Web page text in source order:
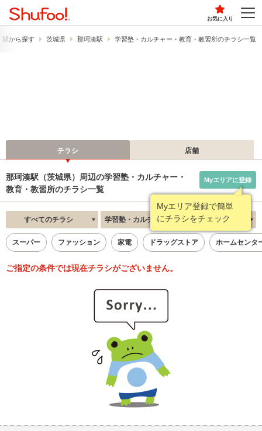
お気に入り
駅から探す 茨城県 那珂湊駅 学習塾・カルチャー・教育・教習所のチラシ一覧
チラシ 店舗
那珂湊駅（茨城県）周辺の学習塾・カルチャー・
教育・教習所のチラシ一覧
Myエリア登録で簡単
にチラシをチェック
Myエリアに登録
すべてのチラシ 学習塾・カルチャー・教育・教習所 新着順
スーパー ファッション 家電 ドラッグストア ホームセンタ
ご指定の条件では現在チラシがございません。